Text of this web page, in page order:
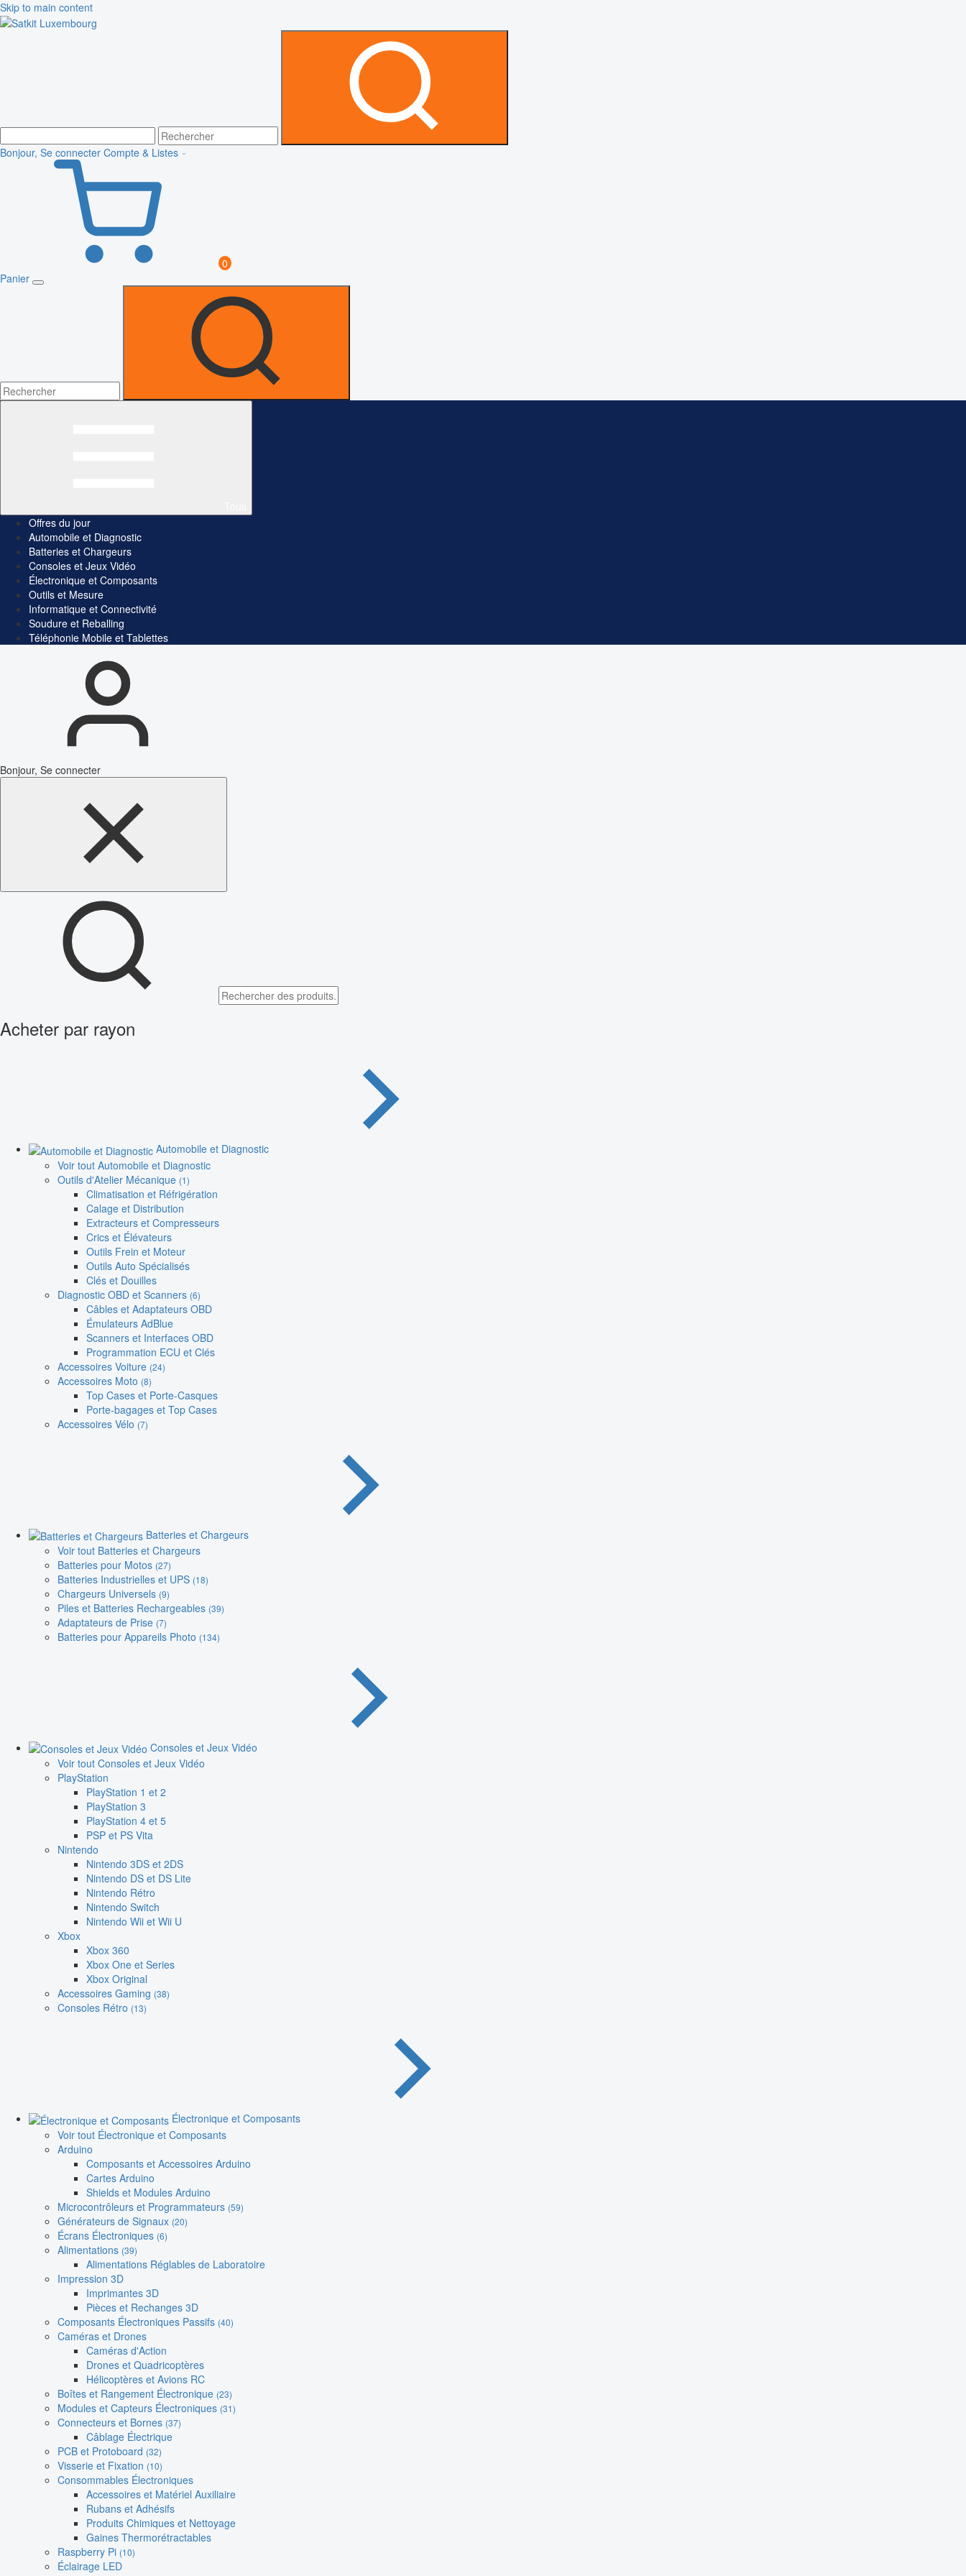
Skip to main content
Bonjour, Se connecter Compte & Listes
0
Panier
Offres du jour
Automobile et Diagnostic
Batteries et Chargeurs
Consoles et Jeux Vidéo
Électronique et Composants
Outils et Mesure
Informatique et Connectivité
Soudure et Reballing
Téléphonie Mobile et Tablettes
Bonjour, Se connecter
Acheter par rayon
Automobile et Diagnostic
Voir tout Automobile et Diagnostic
Outils d'Atelier Mécanique (1)
Climatisation et Réfrigération
Calage et Distribution
Extracteurs et Compresseurs
Crics et Élévateurs
Outils Frein et Moteur
Outils Auto Spécialisés
Clés et Douilles
Diagnostic OBD et Scanners (6)
Câbles et Adaptateurs OBD
Émulateurs AdBlue
Scanners et Interfaces OBD
Programmation ECU et Clés
Accessoires Voiture (24)
Accessoires Moto (8)
Top Cases et Porte-Casques
Porte-bagages et Top Cases
Accessoires Vélo (7)
Batteries et Chargeurs
Voir tout Batteries et Chargeurs
Batteries pour Motos (27)
Batteries Industrielles et UPS (18)
Chargeurs Universels (9)
Piles et Batteries Rechargeables (39)
Adaptateurs de Prise (7)
Batteries pour Appareils Photo (134)
Consoles et Jeux Vidéo
Voir tout Consoles et Jeux Vidéo
PlayStation
PlayStation 1 et 2
PlayStation 3
PlayStation 4 et 5
PSP et PS Vita
Nintendo
Nintendo 3DS et 2DS
Nintendo DS et DS Lite
Nintendo Rétro
Nintendo Switch
Nintendo Wii et Wii U
Xbox
Xbox 360
Xbox One et Series
Xbox Original
Accessoires Gaming (38)
Consoles Rétro (13)
Électronique et Composants
Voir tout Électronique et Composants
Arduino
Composants et Accessoires Arduino
Cartes Arduino
Shields et Modules Arduino
Microcontrôleurs et Programmateurs (59)
Générateurs de Signaux (20)
Écrans Électroniques (6)
Alimentations (39)
Alimentations Réglables de Laboratoire
Impression 3D
Imprimantes 3D
Pièces et Rechanges 3D
Composants Électroniques Passifs (40)
Caméras et Drones
Caméras d'Action
Drones et Quadricoptères
Hélicoptères et Avions RC
Boîtes et Rangement Électronique (23)
Modules et Capteurs Électroniques (31)
Connecteurs et Bornes (37)
Câblage Électrique
PCB et Protoboard (32)
Visserie et Fixation (10)
Consommables Électroniques
Accessoires et Matériel Auxiliaire
Rubans et Adhésifs
Produits Chimiques et Nettoyage
Gaines Thermorétractables
Raspberry Pi (10)
Éclairage LED